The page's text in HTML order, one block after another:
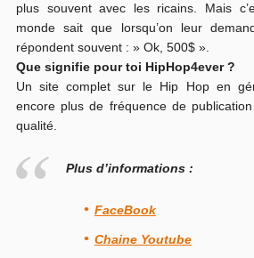
plus souvent avec les ricains. Mais
monde sait que lorsqu’on leur
répondent souvent : » Ok, 500$ ».
Que signifie pour toi HipHop4ever ?
Un site complet sur le Hip Hop en
encore plus de fréquence de
qualité.
Plus d’informations :
FaceBook
Chaine Youtube